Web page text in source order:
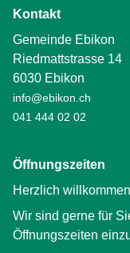
Kontakt
Gemeinde Ebikon
Riedmattstrasse 14
6030 Ebikon
info@ebikon.ch
041 444 02 02
Öffnungszeiten
Herzlich
Wir sind gerne für
Öffnungszeiten